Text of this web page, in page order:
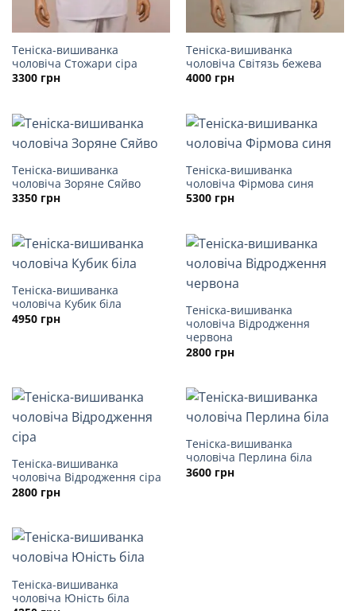
Теніска-вишиванка
чоловіча Стожари сіра
3300 грн
Теніска-вишиванка
чоловіча Світязь бежева
4000 грн
Теніска-вишиванка
чоловіча Зоряне Сяйво
3350 грн
Теніска-вишиванка
чоловіча Фірмова синя
5300 грн
Теніска-вишиванка
чоловіча Кубик біла
4950 грн
Теніска-вишиванка
чоловіча Відродження
червона
2800 грн
Теніска-вишиванка
чоловіча Відродження сіра
2800 грн
Теніска-вишиванка
чоловіча Перлина біла
3600 грн
Теніска-вишиванка
чоловіча Юність біла